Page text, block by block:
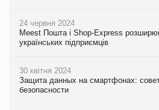
24 червня 2024
Meest Пошта і Shop-Express
українських підприємців
30 квітня 2024
Защита данных на смартфонах:
безопасности